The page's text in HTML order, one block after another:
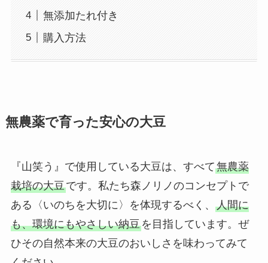
無添加たれ付き
購入方法
無農薬で育った安心の大豆
『山笑う』で使用している大豆は、すべて無農薬
栽培の大豆です。私たち森ノリノのコンセプトで
ある〈いのちを大切に〉を体現するべく、 人間に
も、環境にもやさしい納豆を目指しています。ぜ
ひその自然本来の大豆のおいしさを味わってみて